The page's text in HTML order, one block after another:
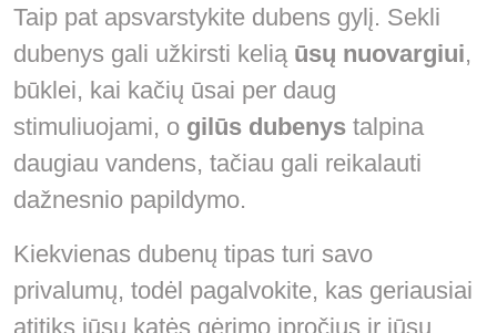
Taip pat apsvarstykite dubens gylį. Sekli
dubenys gali užkirsti kelią ūsų nuovargiui,
būklei, kai kačių ūsai per daug
stimuliuojami, o gilūs dubenys talpina
daugiau vandens, tačiau gali reikalauti
dažnesnio papildymo.
Kiekvienas dubenų tipas turi savo
privalumų, todėl pagalvokite, kas geriausiai
atitiks jūsų katės gėrimo įpročius ir jūsų